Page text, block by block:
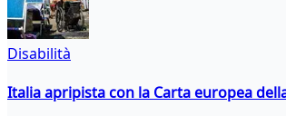
Disabilità
Italia apripista con la Carta europea